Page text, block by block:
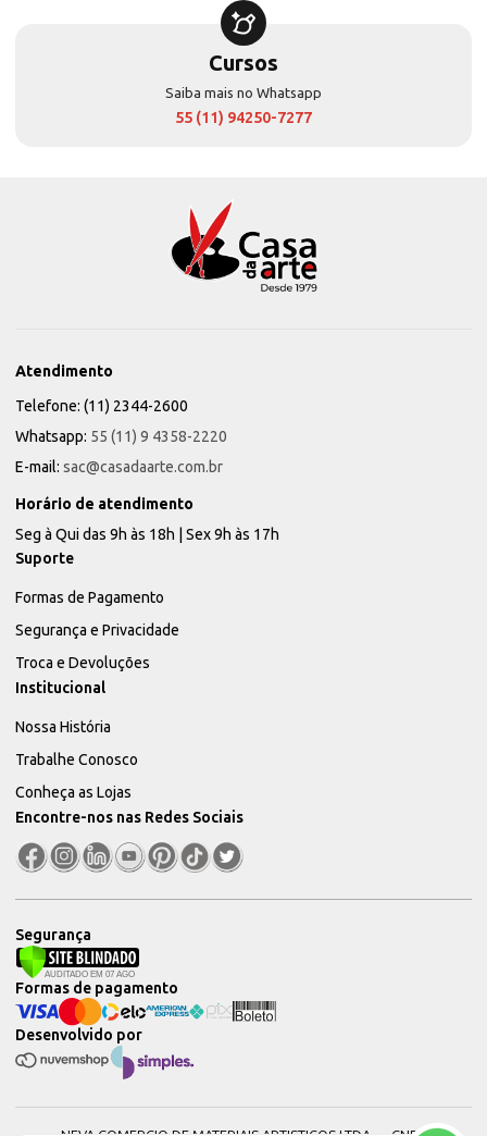
Cursos
Saiba mais no Whatsapp
55 (11) 94250-7277
Atendimento
Telefone: (11) 2344-2600
Whatsapp: 55 (11) 9 4358-2220
E-mail: sac@casadaarte.com.br
Horário de atendimento
Seg à Qui das 9h às 18h | Sex 9h às 17h
Suporte
Formas de Pagamento
Segurança e Privacidade
Troca e Devoluções
Institucional
Nossa História
Trabalhe Conosco
Conheça as Lojas
Encontre-nos nas Redes Sociais
Segurança
Desenvolvido por
Formas de pagamento